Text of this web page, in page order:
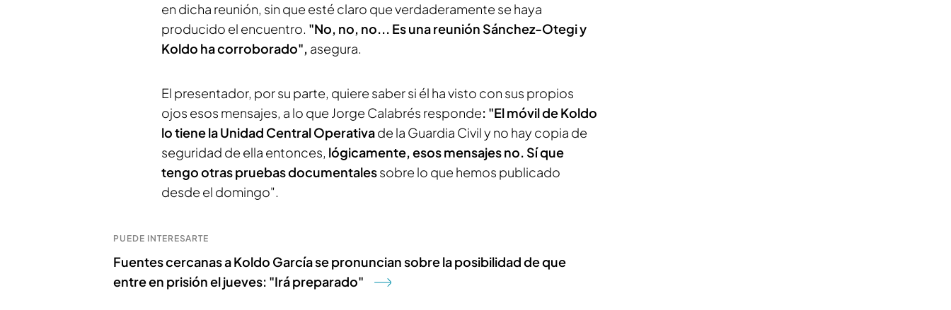
en dicha reunión, sin que esté claro que verdaderamente se haya
producido el encuentro. "No, no, no... Es una reunión Sánchez-Otegi y
Koldo ha corroborado", asegura.
El presentador, por su parte, quiere saber si él ha visto con sus propios
ojos esos mensajes, a lo que Jorge Calabrés responde: "El móvil de Koldo
lo tiene la Unidad Central Operativade la Guardia Civil y no hay copia de
seguridad de ella entonces, lógicamente, esos mensajes no. Sí que
tengo otras pruebas documentalessobre lo que hemos publicado
desde el domingo".
PUEDE INTERESARTE
Fuentes cercanas a Koldo García se pronuncian sobre la posibilidad de que
entre en prisión el jueves: "Irá preparado"